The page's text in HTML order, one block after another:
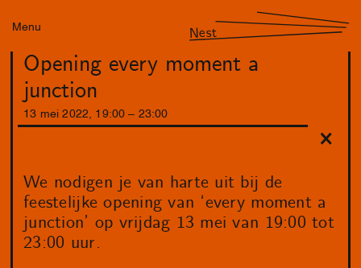
Menu Nest
Opening every moment a
junction
13 mei 2022 19:00 23 :00
We nodigen je van harte uit bij de
feestelijke opening van ‘every moment a
junction’ op vrijdag 13 mei van 19:00 tot
23:00 uur.